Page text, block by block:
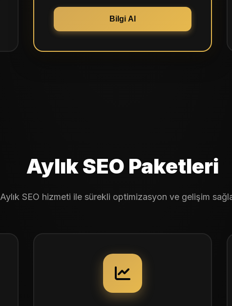
Bilgi Al
Aylık SEO Paketleri
Aylık SEO hizmeti ile sürekli optimizasyon ve gelişim